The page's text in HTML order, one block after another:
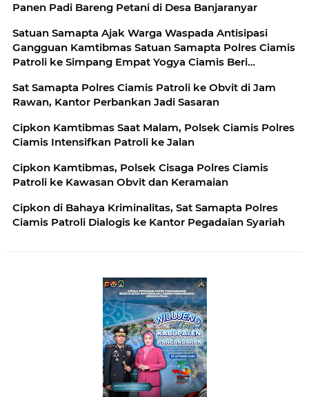
Panen Padi Bareng Petani di Desa Banjaranyar
Satuan Samapta Ajak Warga Waspada Antisipasi
Gangguan Kamtibmas Satuan Samapta Polres Ciamis
Patroli ke Simpang Empat Yogya Ciamis Beri
Samapta Polres Ciamis Beri Himbauan Kamtibmas ke
Warga
Sat Samapta Polres Ciamis Patroli ke Obvit di Jam
Rawan, Kantor Perbankan Jadi Sasaran
Cipkon Kamtibmas Saat Malam, Polsek Ciamis Polres
Ciamis Intensifkan Patroli ke Jalan
Cipkon Kamtibmas, Polsek Cisaga Polres Ciamis
Patroli ke Kawasan Obvit dan Keramaian
Cipkon di Bahaya Kriminalitas, Sat Samapta Polres
Ciamis Patroli Dialogis ke Kantor Pegadaian Syariah